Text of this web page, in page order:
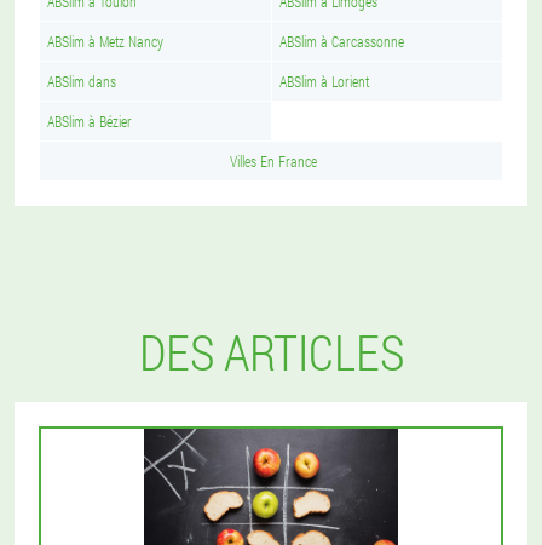
ABSlim à Metz Nancy ABSlim à Carcassonne
ABSlim dans ABSlim à Lorient
ABSlim à Bézier
Villes En France
DES ARTICLES